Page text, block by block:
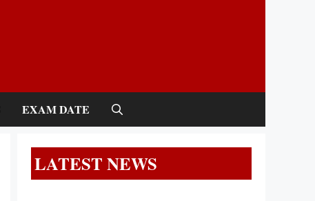
EXAM DATE
LATEST NEWS